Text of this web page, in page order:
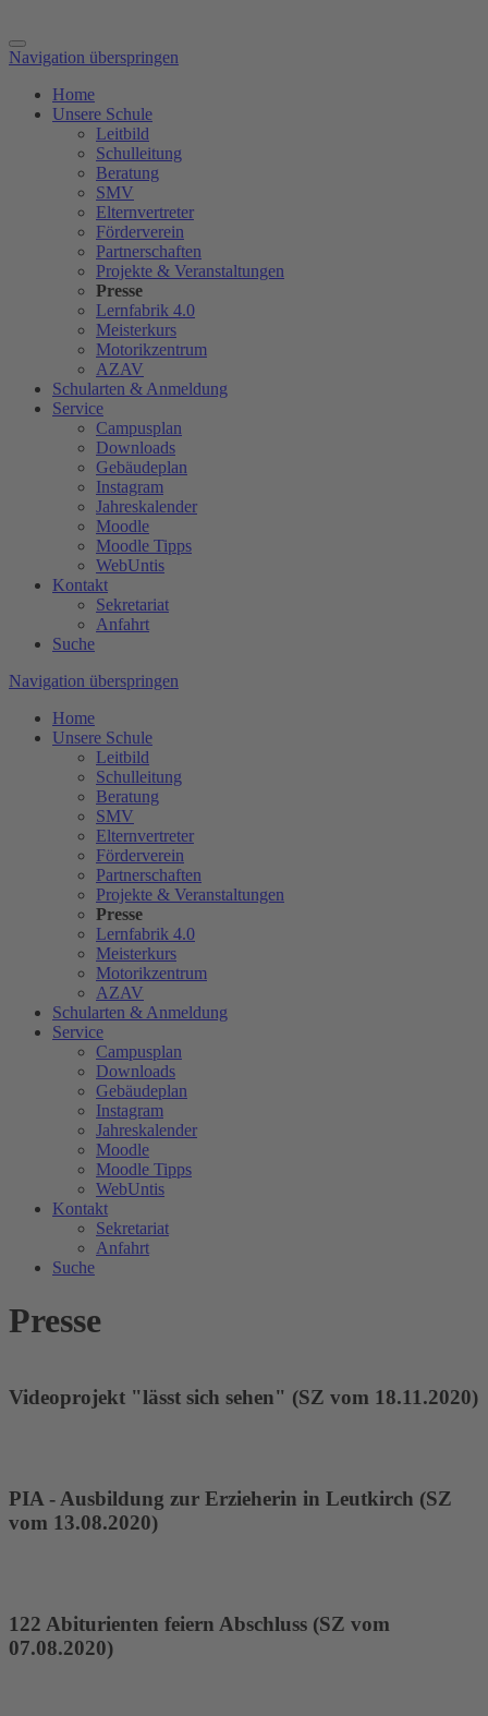
Navigation überspringen
Home
Unsere Schule
Leitbild
Schulleitung
Beratung
SMV
Elternvertreter
Förderverein
Partnerschaften
Projekte & Veranstaltungen
Presse
Lernfabrik 4.0
Meisterkurs
Motorikzentrum
AZAV
Schularten & Anmeldung
Service
Campusplan
Downloads
Gebäudeplan
Instagram
Jahreskalender
Moodle
Moodle Tipps
WebUntis
Kontakt
Sekretariat
Anfahrt
Suche
Navigation überspringen
Home
Unsere Schule
Leitbild
Schulleitung
Beratung
SMV
Elternvertreter
Förderverein
Partnerschaften
Projekte & Veranstaltungen
Presse
Lernfabrik 4.0
Meisterkurs
Motorikzentrum
AZAV
Schularten & Anmeldung
Service
Campusplan
Downloads
Gebäudeplan
Instagram
Jahreskalender
Moodle
Moodle Tipps
WebUntis
Kontakt
Sekretariat
Anfahrt
Suche
Presse
Videoprojekt "lässt sich sehen" (SZ vom 18.11.2020)
PIA - Ausbildung zur Erzieherin in Leutkirch (SZ
vom 13.08.2020)
122 Abiturienten feiern Abschluss (SZ vom
07.08.2020)